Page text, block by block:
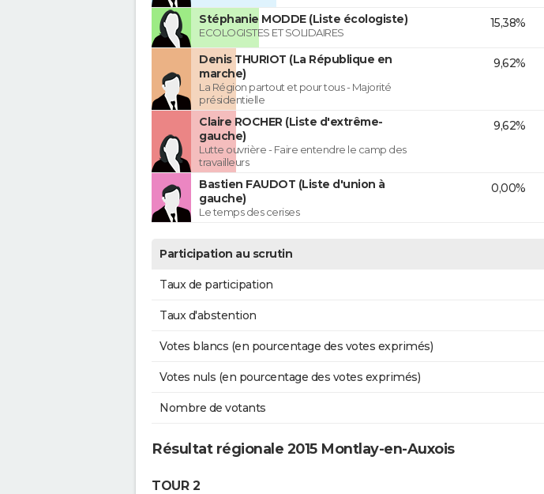
Stéphanie MODDE (Liste écologiste)
ECOLOGISTES ET SOLIDAIRES
15,38%
Denis THURIOT (La République en
marche)
La Région partout et pour tous - Majorité
présidentielle
9,62%
Claire ROCHER (Liste d'extrême-
gauche)
Lutte ouvrière - Faire entendre le camp des
travailleurs
9,62%
Bastien FAUDOT (Liste d'union à
gauche)
Le temps des cerises
0,00%
Participation au scrutin
Taux de participation
Taux d'abstention
Votes blancs (en pourcentage des votes exprimés)
Votes nuls (en pourcentage des votes exprimés)
Nombre de votants
Résultat régionale 2015 Montlay-en-Auxois
TOUR 2